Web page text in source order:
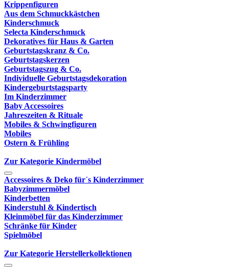
Krippenfiguren
Aus dem Schmuckkästchen
Kinderschmuck
Selecta Kinderschmuck
Dekoratives für Haus & Garten
Geburtstagskranz & Co.
Geburtstagskerzen
Geburtstagszug & Co.
Individuelle Geburtstagsdekoration
Kindergeburtstagsparty
Im Kinderzimmer
Baby Accessoires
Jahreszeiten & Rituale
Mobiles & Schwingfiguren
Mobiles
Ostern & Frühling
Zur Kategorie Kindermöbel
Accessoires & Deko für´s Kinderzimmer
Babyzimmermöbel
Kinderbetten
Kinderstuhl & Kindertisch
Kleinmöbel für das Kinderzimmer
Schränke für Kinder
Spielmöbel
Zur Kategorie Herstellerkollektionen